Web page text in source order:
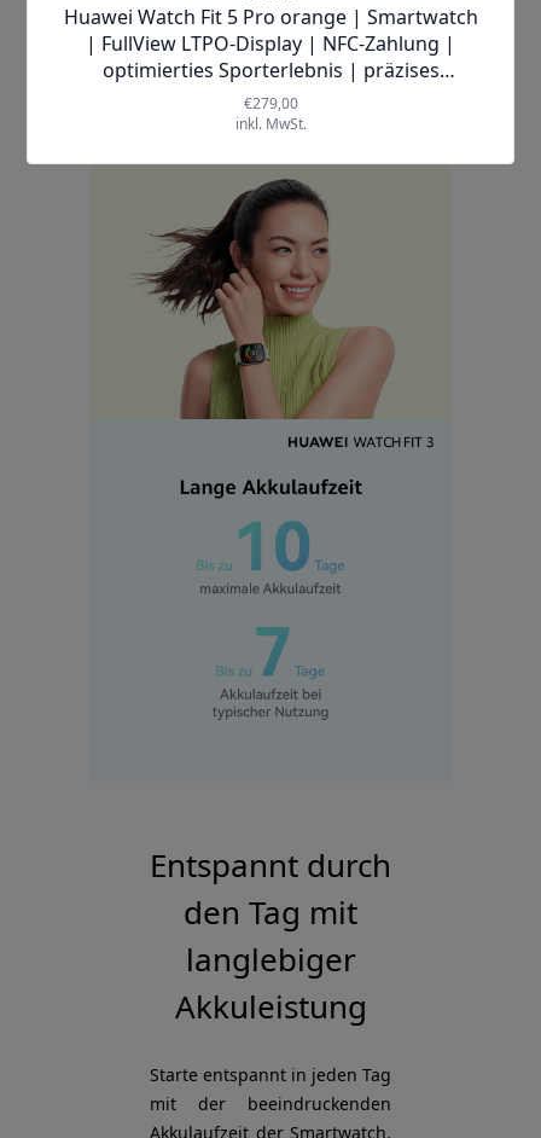
Entspannt durch
den Tag mit
langlebiger
Akkuleistung
Starte entspannt in jeden Tag
mit der beeindruckenden
Akkulaufzeit der Smartwatch.